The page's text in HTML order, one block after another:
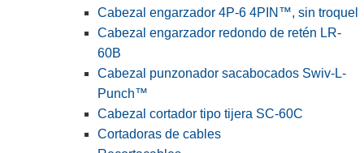
Cabezal engarzador 4P-6 4PIN™, sin troquel
Cabezal engarzador redondo de retén LR-
60B
Cabezal punzonador sacabocados Swiv-L-
Punch™
Cabezal cortador tipo tijera SC-60C
Cortadoras de cables